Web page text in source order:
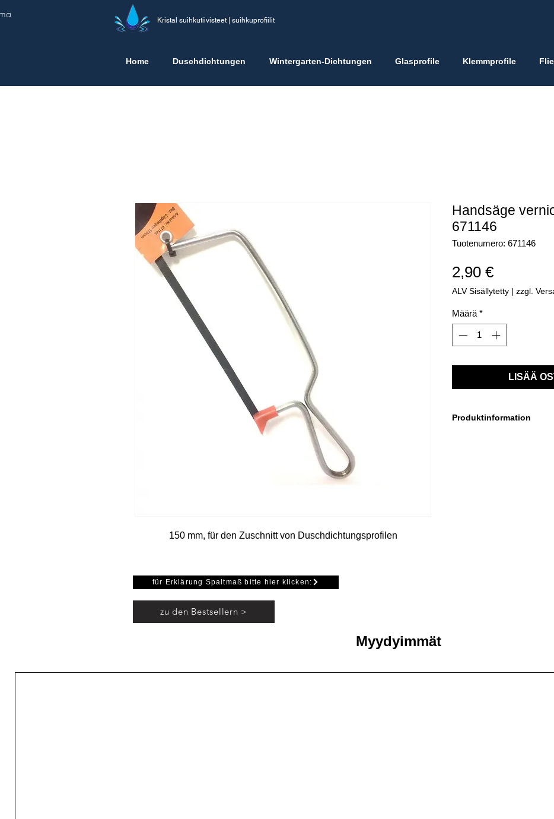
Kristal suihkutiivisteet | suihkuprofiilit
Home Duschdichtungen Wintergarten-Dichtungen Glasprofile Klemmprofile
150 mm, für den Zuschnitt von Duschdichtungsprofilen
Handsäge
671146
Tuotenumero: 671146
2,90 €Hinta
ALV Sisällytetty | zzgl.
Määrä *
LISÄÄ
Produktinformation
für Erklärung Spaltmaß bitte hier klicken:
zu den Bestsellern >
Myydyimmät